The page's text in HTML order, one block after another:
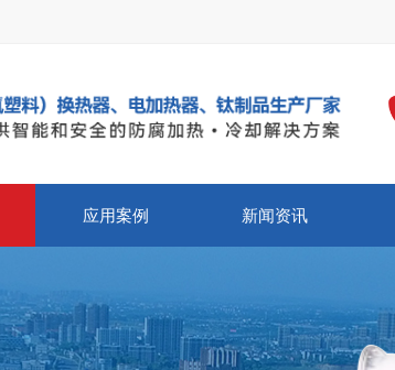
应用案例 新闻资讯